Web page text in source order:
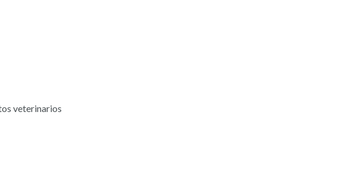
veterinarios